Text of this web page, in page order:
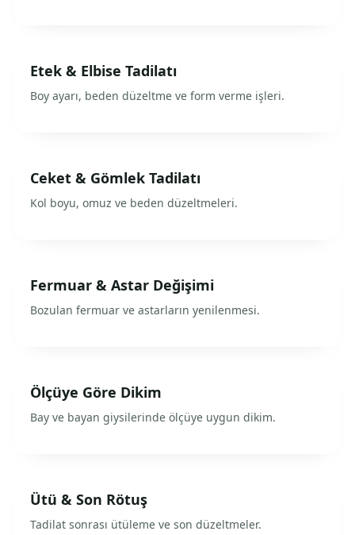
Etek & Elbise Tadilatı
Boy ayarı, beden düzeltme ve form verme işleri.
Ceket & Gömlek Tadilatı
Kol boyu, omuz ve beden düzeltmeleri.
Fermuar & Astar Değişimi
Bozulan fermuar ve astarların yenilenmesi.
Ölçüye Göre Dikim
Bay ve bayan giysilerinde ölçüye uygun dikim.
Ütü & Son Rötuş
Tadilat sonrası ütüleme ve son düzeltmeler.